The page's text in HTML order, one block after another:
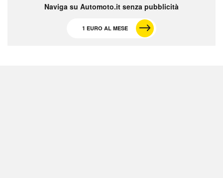
Naviga su Automoto.it senza pubblicità
1 EURO AL MESE